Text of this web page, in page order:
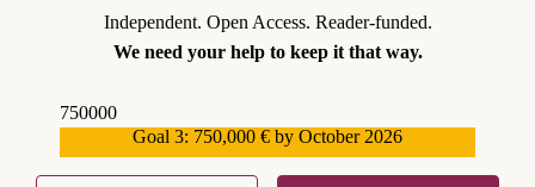
sich die Mitgliedstaaten der
Welthandelsorganisation (WTO) auf den
von Fischereisubventionen einigen, um dieses
Problem anzugehen. Ein Vertragsentwurf liegt
seit dem 11. Mai 2021 vor. Doch der Teufel
Independent. Open Access. Reader-funded.
We need your help to keep it that way.
750000
Goal 3: 750,000 € by October 2026